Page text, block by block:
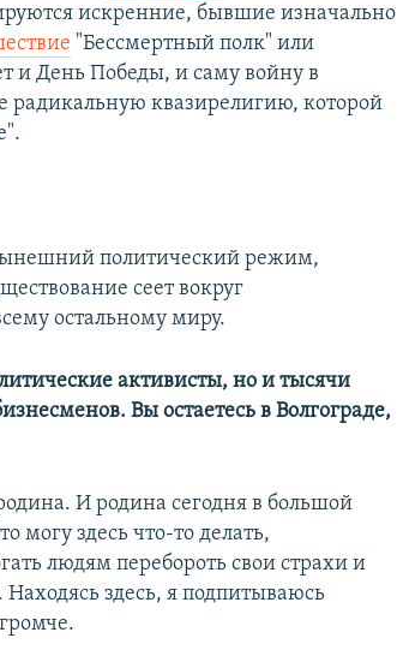
искренние, бывшие изначально
"Бессмертный полк" или
и День Победы, и саму войну в
радикальную квазирелигию, которой
политический режим,
сеет вокруг
остальному миру.
активисты, но и тысячи
Вы остаетесь в Волгограде,
И родина сегодня в большой
могу здесь что-то делать,
людям перебороть свои страхи и
здесь, я подпитываюсь